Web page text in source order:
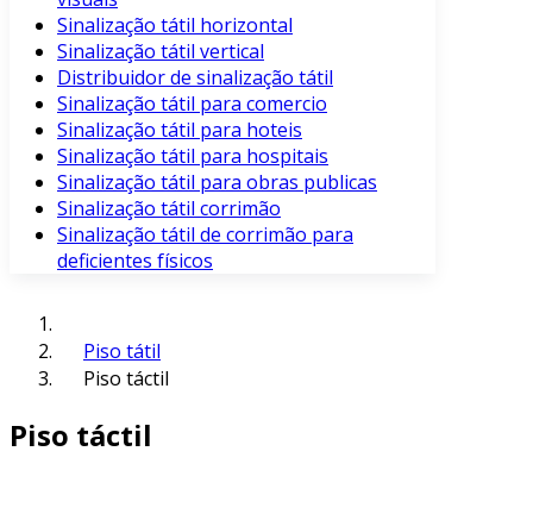
Sinalização tátil horizontal
Sinalização tátil vertical
Distribuidor de sinalização tátil
Sinalização tátil para comercio
Sinalização tátil para hoteis
Sinalização tátil para hospitais
Sinalização tátil para obras publicas
Sinalização tátil corrimão
Sinalização tátil de corrimão para
deficientes físicos
Piso tátil
Piso táctil
Piso táctil